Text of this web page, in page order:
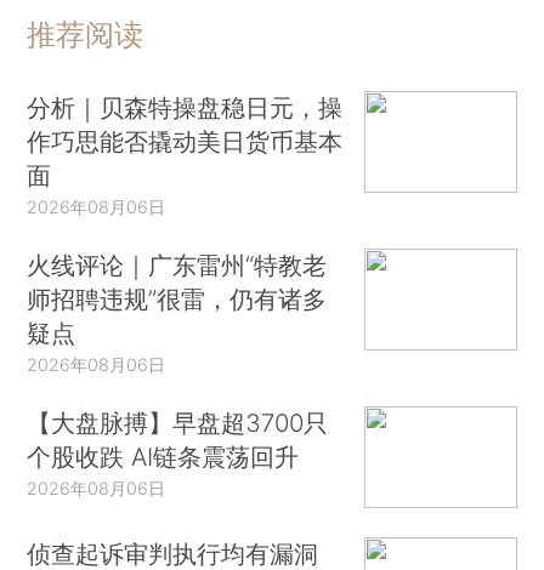
推荐阅读
分析｜贝森特操盘稳日元，操
作巧思能否撬动美日货币基本
面
2026年08月06日
火线评论｜广东雷州“特教老
师招聘违规”很雷，仍有诸多
疑点
2026年08月06日
【大盘脉搏】早盘超3700只
个股收跌 AI链条震荡回升
2026年08月06日
侦查起诉审判执行均有漏洞